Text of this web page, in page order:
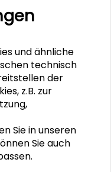
und ähnliche
technisch
der
z.B. zur
Sie in unseren
Sie auch